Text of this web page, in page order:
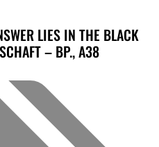
LIES IN THE BLACK
– BP., A38